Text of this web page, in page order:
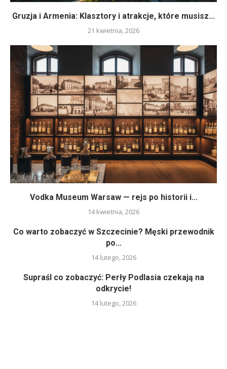
Gruzja i Armenia: Klasztory i atrakcje, które musisz...
21 kwietnia, 2026
Vodka Museum Warsaw — rejs po historii i...
14 kwietnia, 2026
Co warto zobaczyć w Szczecinie? Męski przewodnik
po...
14 lutego, 2026
Supraśl co zobaczyć: Perły Podlasia czekają na
odkrycie!
14 lutego, 2026